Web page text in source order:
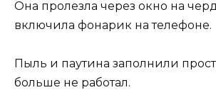
Она пролезла через окно на
включила фонарик на телефоне.
Пыль и паутина заполнили
больше не работал.